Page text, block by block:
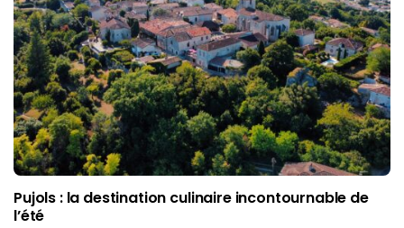
Pujols : la destination culinaire incontournable de
l’été